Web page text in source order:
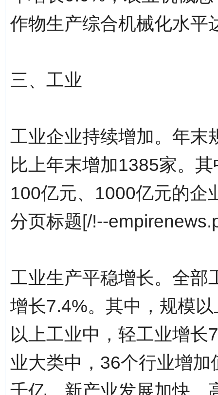
作物生产综合机械化水平
三、工业
工业企业持续增加。年末
比上年末增加1385家。
100亿元、1000亿元的企
分页标题[/!--
工业生产平稳增长。全部
增长7.4%。其中，规模
以上工业中，轻工业增
业大类中，36个行业增
千亿。新产业发展加快。